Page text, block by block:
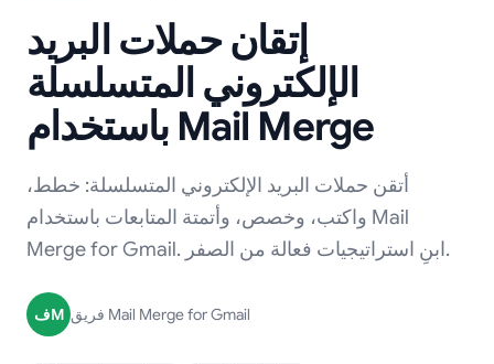
إتقان حملات البريد
الإلكتروني المتسلسلة
باستخدام Mail Merge
أتقن حملات البريد الإلكتروني المتسلسلة: خطط،
واكتب، وخصص، وأتمتة المتابعات باستخدام Mail
Merge for Gmail. ابنِ استراتيجيات فعالة من الصفر.
فM فريق Mail Merge for Gmail